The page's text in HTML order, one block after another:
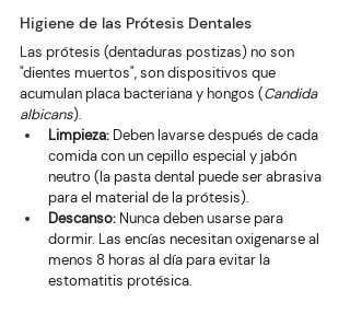
Higiene de las Prótesis Dentales
Las prótesis (dentaduras postizas) no son
"dientes muertos", son dispositivos que
acumulan placa bacteriana y hongos (Candida
albicans).
Limpieza: Deben lavarse después de cada
comida con un cepillo especial y jabón
neutro (la pasta dental puede ser abrasiva
para el material de la prótesis).
Descanso: Nunca deben usarse para
dormir. Las encías necesitan oxigenarse al
menos 8 horas al día para evitar la
estomatitis protésica.